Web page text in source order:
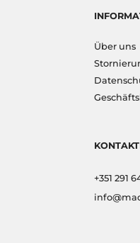
Über uns
+351 291